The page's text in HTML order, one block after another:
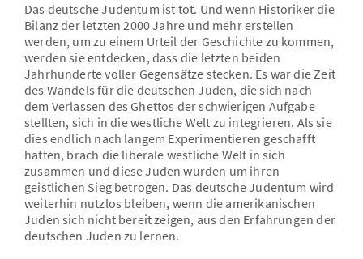
Jüdische Vielfalt
Das deutsche Judentum ist tot. Und wenn Historiker die
Bilanz der letzten 2000 Jahre und mehr erstellen
werden, um zu einem Urteil der Geschichte zu kommen,
werden sie entdecken, dass die letzten beiden
Jahrhunderte voller Gegensätze stecken. Es war die Zeit
des Wandels für die deutschen Juden, die sich nach
dem Verlassen des Ghettos der schwierigen Aufgabe
stellten, sich in die westliche Welt zu integrieren. Als sie
dies endlich nach langem Experimentieren geschafft
hatten, brach die liberale westliche Welt in sich
zusammen und diese Juden wurden um ihren
geistlichen Sieg betrogen. Das deutsche Judentum wird
weiterhin nutzlos bleiben, wenn die amerikanischen
Juden sich nicht bereit zeigen, aus den Erfahrungen der
deutschen Juden zu lernen.